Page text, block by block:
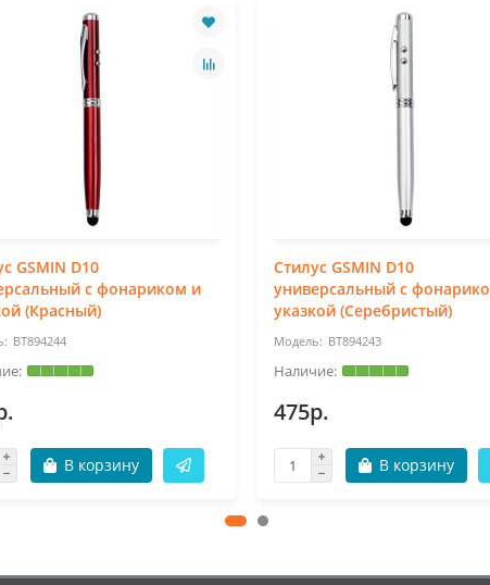
GSMIN D10
с фонариком и
(Красный)
BT894244
В корзину
Стилус GSMIN D10
универсальный с
указкой (Серебристый)
BT894243
475р.
В корзину